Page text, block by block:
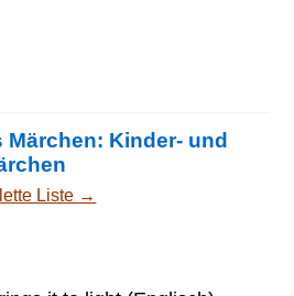
Märchen: Kinder- und
Liste →